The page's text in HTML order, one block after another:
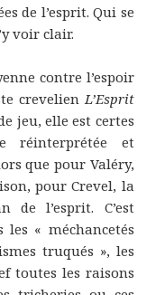
de l’esprit. Qui se
voir clair.
contre l’espoir
crevelien L’Esprit
jeu, elle est certes
réinterprétée et
que pour Valéry,
pour Crevel, la
l’esprit. C’est
« méchancetés
truqués », les
toutes les raisons